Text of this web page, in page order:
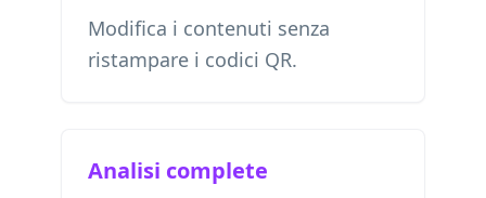
Modifica i contenuti senza
ristampare i codici QR.
Analisi complete